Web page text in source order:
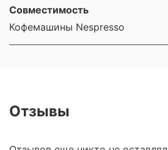
Совместимость
Кофемашины Nespresso
Отзывы